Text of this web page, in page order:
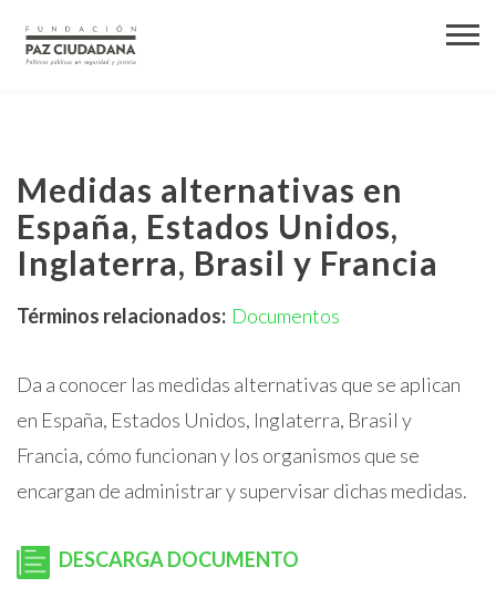
Medidas alternativas en
España, Estados Unidos,
Inglaterra, Brasil y Francia
Términos relacionados: Documentos
Da a conocer las medidas alternativas que se aplican
en España, Estados Unidos, Inglaterra, Brasil y
Francia, cómo funcionan y los organismos que se
encargan de administrar y supervisar dichas medidas.
DESCARGA DOCUMENTO